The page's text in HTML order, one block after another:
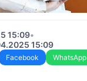
15:09•
15:09
Facebook WhatsApp